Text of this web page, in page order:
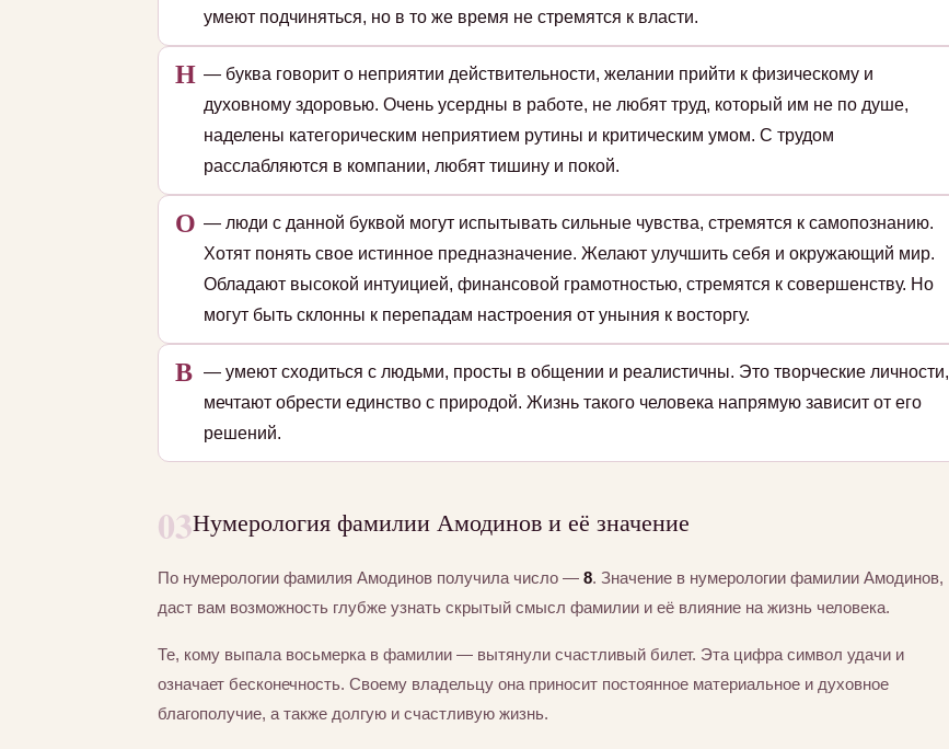
умеют подчиняться, но в то же время не стремятся к власти.
Н — буква говорит о неприятии действительности, желании прийти к физическому и
духовному здоровью. Очень усердны в работе, не любят труд, который им не по душе,
наделены категорическим неприятием рутины и критическим умом. С трудом
расслабляются в компании, любят тишину и покой.
О — люди с данной буквой могут испытывать сильные чувства, стремятся к самопознанию.
Хотят понять свое истинное предназначение. Желают улучшить себя и окружающий мир.
Обладают высокой интуицией, финансовой грамотностью, стремятся к совершенству. Но
могут быть склонны к перепадам настроения от уныния к восторгу.
В — умеют сходиться с людьми, просты в общении и реалистичны. Это творческие личности,
мечтают обрести единство с природой. Жизнь такого человека напрямую зависит от его
решений.
03Нумерология фамилии Амодинов и её значение
По нумерологии фамилия Амодинов получила число — 8. Значение в нумерологии фамилии Амодинов,
даст вам возможность глубже узнать скрытый смысл фамилии и её влияние на жизнь человека.
Те, кому выпала восьмерка в фамилии — вытянули счастливый билет. Эта цифра символ удачи и
означает бесконечность. Своему владельцу она приносит постоянное материальное и духовное
благополучие, а также долгую и счастливую жизнь.